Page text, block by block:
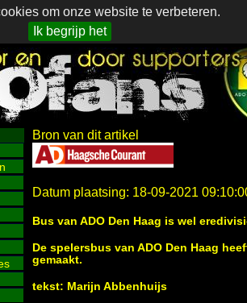
om onze website te verbeteren.
Ik begrijp het
Bron van dit artikel
Datum plaatsing: 18-09-2021
Bus van ADO Den Haag is wel
De spelersbus van ADO Den Haag
gemaakt.
tekst: Marijn Abbenhuijs